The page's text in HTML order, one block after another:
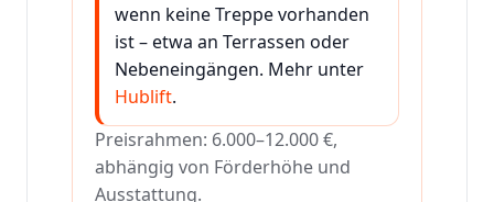
wenn keine Treppe vorhanden
ist – etwa an Terrassen oder
Nebeneingängen. Mehr unter
Hublift.
Preisrahmen: 6.000–12.000 €,
abhängig von Förderhöhe und
Ausstattung.